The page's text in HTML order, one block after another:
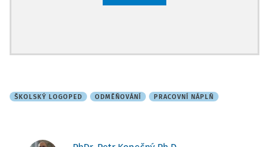
ŠKOLSKÝ LOGOPED ODMĚŇOVÁNÍ PRACOVNÍ NÁPLŇ